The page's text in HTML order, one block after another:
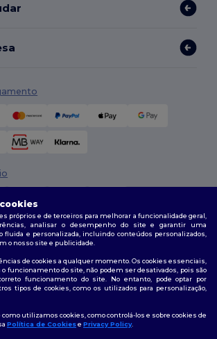
Todos os direitos reservados
próprios e de terceiros para melhorar a funcionalidade geral,
analisar o desempenho do site e garantir uma
fluida e personalizada, incluindo conteúdos personalizados,
o nosso site e publicidade.
de cookies a qualquer momento. Os cookies essenciais,
funcionamento do site, não podem ser desativados, pois são
funcionamento do site. No entanto, pode optar por
tipos de cookies, como os utilizados para personalização,
utilizamos cookies, como controlá-los e sobre cookies de
Política de Cookiese Privacy Policy.